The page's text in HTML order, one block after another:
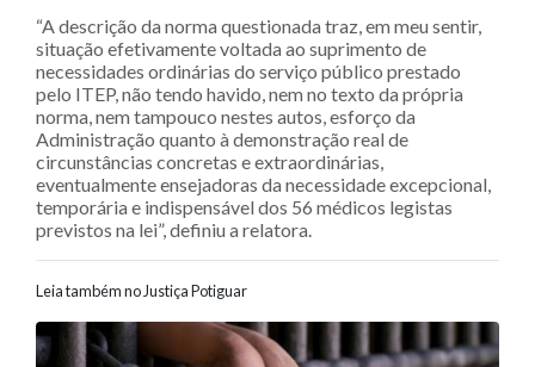
“A descrição da norma questionada traz, em meu sentir,
situação efetivamente voltada ao suprimento de
necessidades ordinárias do serviço público prestado
pelo ITEP, não tendo havido, nem no texto da própria
norma, nem tampouco nestes autos, esforço da
Administração quanto à demonstração real de
circunstâncias concretas e extraordinárias,
eventualmente ensejadoras da necessidade excepcional,
temporária e indispensável dos 56 médicos legistas
previstos na lei”, definiu a relatora.
Leia também no Justiça Potiguar
Navegação entre posts